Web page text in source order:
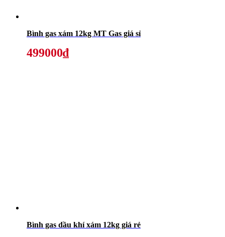
Bình gas xám 12kg MT Gas giá sỉ
499000₫
Bình gas dầu khí xám 12kg giá rẻ